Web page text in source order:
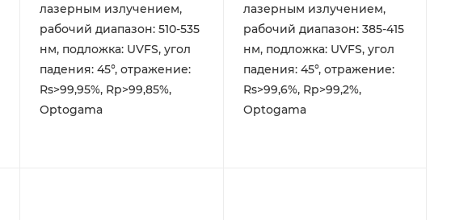
лазерным излучением,
рабочий диапазон: 510-535
нм, подложка: UVFS, угол
падения: 45°, отражение:
Rs>99,95%, Rp>99,85%,
Optogama
лазерным излучением,
рабочий диапазон: 385-415
нм, подложка: UVFS, угол
падения: 45°, отражение:
Rs>99,6%, Rp>99,2%,
Optogama